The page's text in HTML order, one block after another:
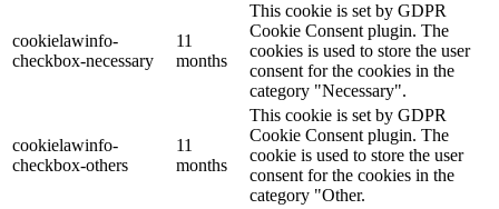
cookielawinfo-
checkbox-necessary
11
months
This cookie is set by GDPR
Cookie Consent plugin. The
cookies is used to store the user
consent for the cookies in the
category "Necessary".
cookielawinfo-
checkbox-others
11
months
This cookie is set by GDPR
Cookie Consent plugin. The
cookie is used to store the user
consent for the cookies in the
category "Other.